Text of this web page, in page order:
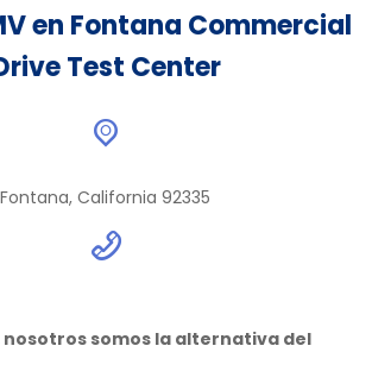
en Fontana Commercial
Test Center
California 92335
nosotros somos la alternativa del